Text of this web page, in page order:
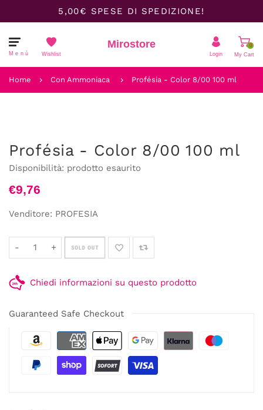
5,00€ SPESE DI SPEDIZIONE!
Menù Wishlist
Mirostore
Login
0
My Cart
Il carrello è vuoto.
Home Con Ammoniaca Profésia - Color 8/00 100 ml
Profésia - Color 8/00 100 ml
Disponibilità: prodotto esaurito
€9,76
Venditore: PROFESIA
- + SOLD OUT
Chiedi informazioni su questo prodotto
Guaranteed Safe Checkout